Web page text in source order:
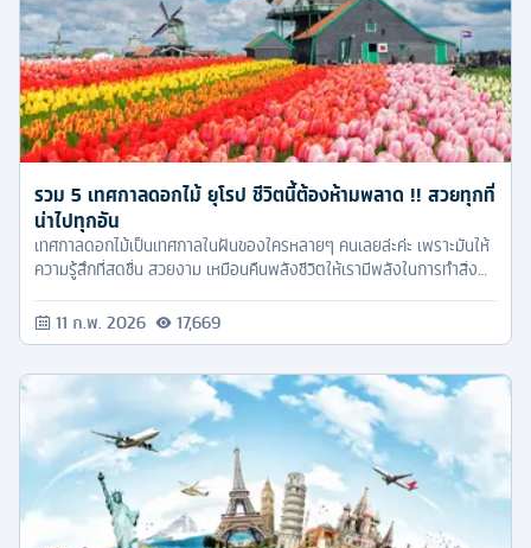
รวม 5 เทศกาลดอกไม้ ยุโรป ชีวิตนี้ต้องห้ามพลาด !! สวยทุกที่
น่าไปทุกอัน
เทศกาลดอกไม้เป็นเทศกาลในฝันของใครหลายๆ คนเลยล่ะค่ะ เพราะมันให้
ความรู้สึกที่สดชื่น สวยงาม เหมือนคืนพลังชีวิตให้เรามีพลังในการทำสิ่ง
บ่อยๆ เนี่ยแหละค่ะ ทำให้เราต้องโฟกัส และเตรียมตัววางแผนกันมาเป็น
อย่างดี
11 ก.พ. 2026 17,669